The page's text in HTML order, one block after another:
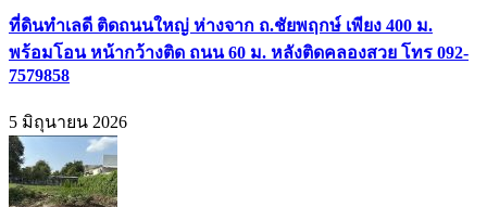
ที่ดินทำเลดี ติดถนนใหญ่ ห่างจาก ถ.ชัยพฤกษ์ เพียง 400 ม.
พร้อมโอน หน้ากว้างติด ถนน 60 ม. หลังติดคลองสวย โทร 092-
7579858
5 มิถุนายน 2026